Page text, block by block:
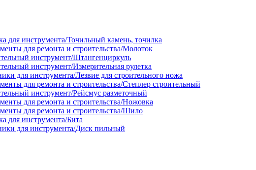
для инструмента/Точильный камень, точилка
для ремонта и строительства/Молоток
инструмент/Штангенциркуль
инструмент/Измерительная рулетка
для инструмента/Лезвие для строительного ножа
для ремонта и строительства/Степлер строительный
инструмент/Рейсмус разметочный
для ремонта и строительства/Ножовка
для ремонта и строительства/Шило
для инструмента/Бита
для инструмента/Диск пильный